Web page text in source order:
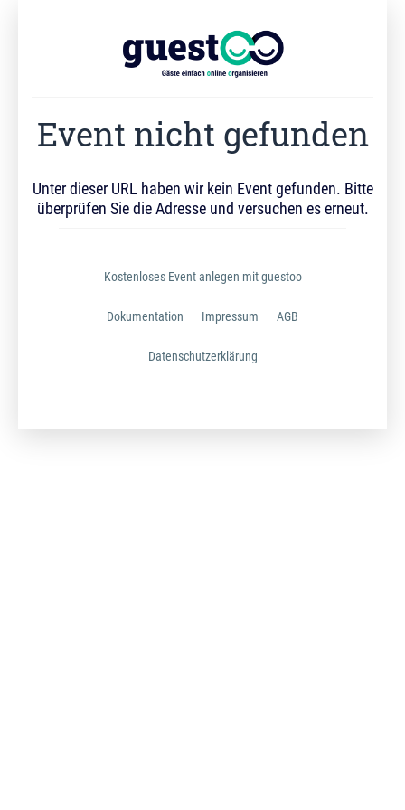
Event nicht gefunden
Unter dieser URL haben wir kein Event gefunden. Bitte
überprüfen Sie die Adresse und versuchen es erneut.
Kostenloses Event anlegen mit guestoo
Dokumentation Impressum AGB
Datenschutzerklärung